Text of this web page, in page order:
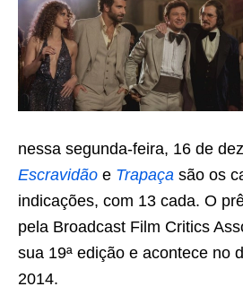
nessa segunda-feira, 16 de
Escravidão e Trapaça são os
indicações, com 13 cada. O
pela Broadcast Film Critics
sua 19ª edição e acontece no
2014.